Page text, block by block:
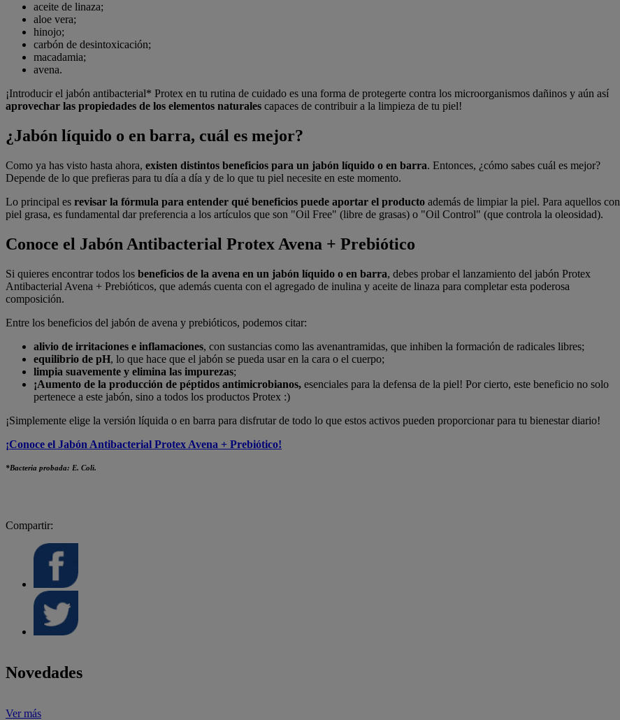
aceite de linaza;
aloe vera;
hinojo;
carbón de desintoxicación;
macadamia;
avena.
¡Introducir el jabón antibacterial* Protex en tu rutina de cuidado es una forma de protegerte contra los microorganismos dañinos y aún así
aprovechar las propiedades de los elementos naturales capaces de contribuir a la limpieza de tu piel!
¿Jabón líquido o en barra, cuál es mejor?
Como ya has visto hasta ahora, existen distintos beneficios para un jabón líquido o en barra. Entonces, ¿cómo sabes cuál es mejor?
Depende de lo que prefieras para tu día a día y de lo que tu piel necesite en este momento.
Lo principal es revisar la fórmula para entender qué beneficios puede aportar el producto además de limpiar la piel. Para aquellos con
piel grasa, es fundamental dar preferencia a los artículos que son "Oil Free" (libre de grasas) o "Oil Control" (que controla la oleosidad).
Conoce el Jabón Antibacterial Protex Avena + Prebiótico
Si quieres encontrar todos los beneficios de la avena en un jabón líquido o en barra, debes probar el lanzamiento del jabón Protex
Antibacterial Avena + Prebióticos, que además cuenta con el agregado de inulina y aceite de linaza para completar esta poderosa
composición.
Entre los beneficios del jabón de avena y prebióticos, podemos citar:
alivio de irritaciones e inflamaciones, con sustancias como las avenantramidas, que inhiben la formación de radicales libres;
equilibrio de pH, lo que hace que el jabón se pueda usar en la cara o el cuerpo;
limpia suavemente y elimina las impurezas;
¡Aumento de la producción de péptidos antimicrobianos, esenciales para la defensa de la piel! Por cierto, este beneficio no solo
pertenece a este jabón, sino a todos los productos Protex :)
¡Simplemente elige la versión líquida o en barra para disfrutar de todo lo que estos activos pueden proporcionar para tu bienestar diario!
¡Conoce el Jabón Antibacterial Protex Avena + Prebiótico!
*Bacteria probada: E. Coli.
Compartir:
Novedades
Ver más